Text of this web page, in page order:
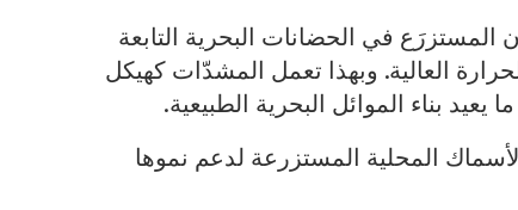
في الحضانات البحرية التابعة
العالية. وبهذا تعمل المشدّات كهيكل
بناء الموائل البحرية الطبيعية.
المحلية المستزرعة لدعم نموها